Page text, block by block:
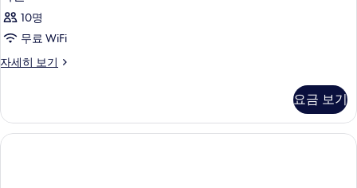
10명
무료 WiFi
자세히 보기
객
히
보
기
요금 보기